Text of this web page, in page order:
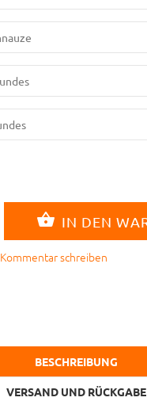
Kommentar schreiben
BESCHREIBUNG
VERSAND UND RÜCKGABE